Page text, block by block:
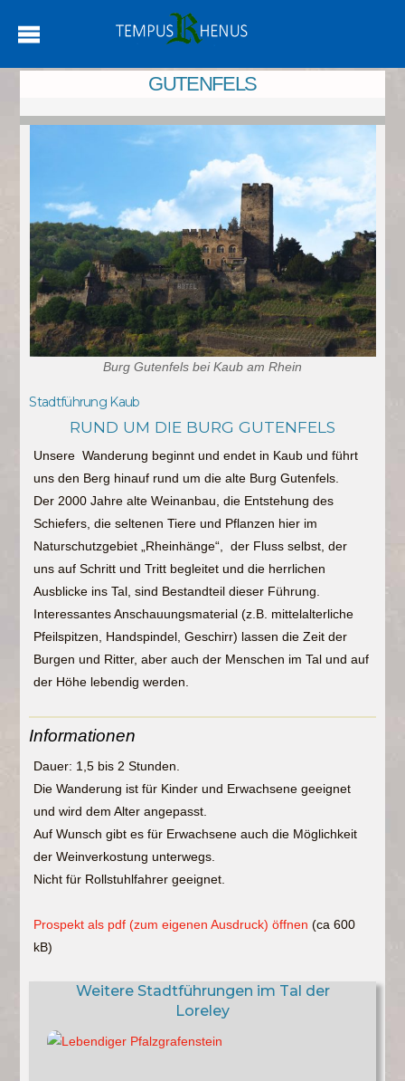
GUTENFELS
Burg Gutenfels bei Kaub am Rhein
Stadtführung Kaub
RUND UM DIE BURG GUTENFELS
Unsere Wanderung beginnt und endet in Kaub und führt
uns den Berg hinauf rund um die alte Burg Gutenfels.
Der 2000 Jahre alte Weinanbau, die Entstehung des
Schiefers, die seltenen Tiere und Pflanzen hier im
Naturschutzgebiet „Rheinhänge“, der Fluss selbst, der
uns auf Schritt und Tritt begleitet und die herrlichen
Ausblicke ins Tal, sind Bestandteil dieser Führung.
Interessantes Anschauungsmaterial (z.B. mittelalterliche
Pfeilspitzen, Handspindel, Geschirr) lassen die Zeit der
Burgen und Ritter, aber auch der Menschen im Tal und auf
der Höhe lebendig werden.
Informationen
Dauer: 1,5 bis 2 Stunden.
Die Wanderung ist für Kinder und Erwachsene geeignet
und wird dem Alter angepasst.
Auf Wunsch gibt es für Erwachsene auch die Möglichkeit
der Weinverkostung unterwegs.
Nicht für Rollstuhlfahrer geeignet.
Prospekt als pdf (zum eigenen Ausdruck) öffnen (ca 600
kB)
Weitere Stadtführungen im Tal der
Loreley